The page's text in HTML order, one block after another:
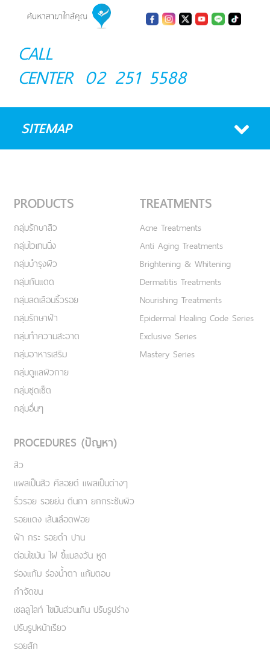
CALL
CENTER 02 251 5588
SITEMAP
PRODUCTS
กลุ่มรักษาสิว
กลุ่มไวเทนนิ่ง
กลุ่มบำรุงผิว
กลุ่มกันแดด
กลุ่มลดเลือนริ้วรอย
กลุ่มรักษาฝ้า
กลุ่มทำความสะอาด
กลุ่มอาหารเสริม
กลุ่มดูแลผิวกาย
กลุ่มชุดเซ็ต
กลุ่มอื่นๆ
TREATMENTS
Acne Treatments
Anti Aging Treatments
Brightening & Whitening
Dermatitis Treatments
Nourishing Treatments
Epidermal Healing Code Series
Exclusive Series
Mastery Series
PROCEDURES (ปัญหา)
สิว
แผลเป็นสิว คีลอยด์ แผลเป็นต่างๆ
ริ้วรอย รอยย่น ตีนกา ยกกระชับผิว
รอยแดง เส้นเลือดฟอย
ฝ้า กระ รอยดำ ปาน
ต่อมไขมัน ไฝ ขี้แมลงวัน หูด
ร่องแก้ม ร่องน้ำตา แก้มตอบ
กำจัดขน
เชลลูไลท์ ไขมันส่วนเกิน ปรับรูปร่าง
ปรับรูปหน้าเรียว
รอยสัก